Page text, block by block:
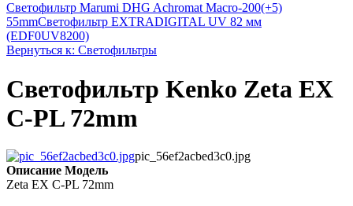
Светофильтр Marumi DHG Achromat Macro-200(+5)
55mmСветофильтр EXTRADIGITAL UV 82 мм
(EDF0UV8200)
Вернуться к: Светофильтры
Светофильтр Kenko Zeta EX
C-PL 72mm
pic_56ef2acbed3c0.jpg
Описание Модель
Zeta EX C-PL 72mm